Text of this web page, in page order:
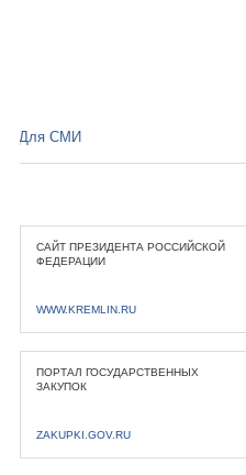
Для СМИ
САЙТ ПРЕЗИДЕНТА РОССИЙСКОЙ
ФЕДЕРАЦИИ
WWW.KREMLIN.RU
ПОРТАЛ ГОСУДАРСТВЕННЫХ
ЗАКУПОК
ZAKUPKI.GOV.RU